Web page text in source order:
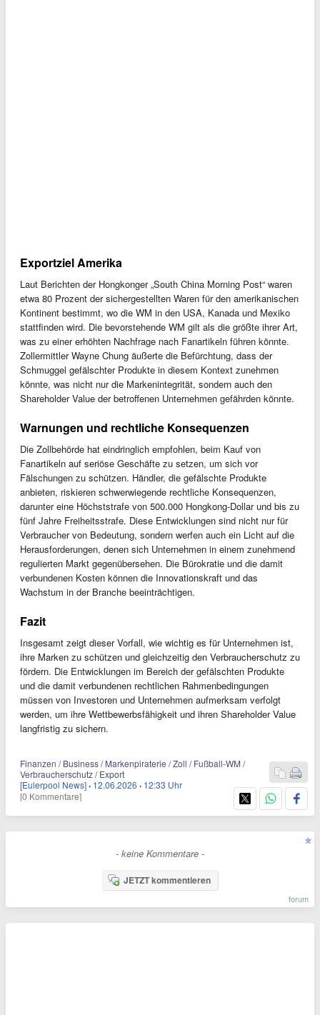
Exportziel Amerika
Laut Berichten der Hongkonger „South China Morning Post“ waren
etwa 80 Prozent der sichergestellten Waren für den amerikanischen
Kontinent bestimmt, wo die WM in den USA, Kanada und Mexiko
stattfinden wird. Die bevorstehende WM gilt als die größte ihrer Art,
was zu einer erhöhten Nachfrage nach Fanartikeln führen könnte.
Zollermittler Wayne Chung äußerte die Befürchtung, dass der
Schmuggel gefälschter Produkte in diesem Kontext zunehmen
könnte, was nicht nur die Markenintegrität, sondern auch den
Shareholder Value der betroffenen Unternehmen gefährden könnte.
Warnungen und rechtliche Konsequenzen
Die Zollbehörde hat eindringlich empfohlen, beim Kauf von
Fanartikeln auf seriöse Geschäfte zu setzen, um sich vor
Fälschungen zu schützen. Händler, die gefälschte Produkte
anbieten, riskieren schwerwiegende rechtliche Konsequenzen,
darunter eine Höchststrafe von 500.000 Hongkong-Dollar und bis zu
fünf Jahre Freiheitsstrafe. Diese Entwicklungen sind nicht nur für
Verbraucher von Bedeutung, sondern werfen auch ein Licht auf die
Herausforderungen, denen sich Unternehmen in einem zunehmend
regulierten Markt gegenübersehen. Die Bürokratie und die damit
verbundenen Kosten können die Innovationskraft und das
Wachstum in der Branche beeinträchtigen.
Fazit
Insgesamt zeigt dieser Vorfall, wie wichtig es für Unternehmen ist,
ihre Marken zu schützen und gleichzeitig den Verbraucherschutz zu
fördern. Die Entwicklungen im Bereich der gefälschten Produkte
und die damit verbundenen rechtlichen Rahmenbedingungen
müssen von Investoren und Unternehmen aufmerksam verfolgt
werden, um ihre Wettbewerbsfähigkeit und ihren Shareholder Value
langfristig zu sichern.
Finanzen / Business / Markenpiraterie / Zoll / Fußball-WM /
Verbraucherschutz / Export
[Eulerpool News] · 12.06.2026 · 12:33 Uhr
[0 Kommentare]
- keine Kommentare -
JETZT kommentieren
forum